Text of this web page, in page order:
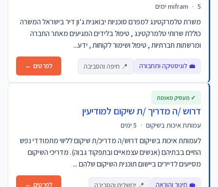
mifram · 5 ימים
משרת טלמרקטינג למפרם סוכניות יבואנית ג'ון דיר בישראל המשרה
כוללת שרותי טלמרקטינג , טיפול בלידים המגיעים מאתר החברה
ומרשתות חברתיות , טיפול ושימור לקוחות , ידע...
💼 לוגיסטיקה ותחבורה 📍 חיפה והסביבה לפרטים ←
דרוש /ה מדריך /ת שיקום למודיעין
עמותת איכות בשיקום ·
לעמותת איכות בשיקום דרוש/ה מדריכ/ת שיקום לליווי מתמודדי נפש
החיים בבתיהם (אנשים עצמאיים ובתפקוד גבוה). מדריכי השיקום
מסייעים לדיירים ביישום תוכנית השיקום שלהם ...
💼 חינוך והוראה 📍 ירושלים והסביבה לפרטים ←
✓ מעסיק מאומת